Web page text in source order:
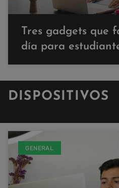
Tres gadgets que
día para
DISPOSITIVOS
GENERAL